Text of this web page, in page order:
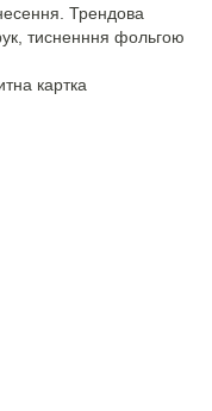
Трендова
тисненння фольгою
картка